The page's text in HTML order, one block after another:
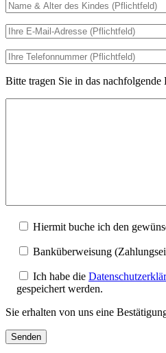
Bitte tragen Sie in das
Hiermit buche ich den
Banküberweisung
Ich habe die
gespeichert werden.
Sie erhalten von uns eine